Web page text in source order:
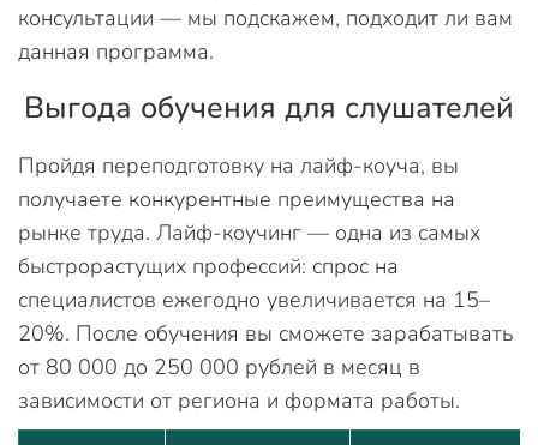
консультации — мы подскажем, подходит ли вам
данная программа.
Выгода обучения для слушателей
Пройдя переподготовку на лайф-коуча, вы
получаете конкурентные преимущества на
рынке труда. Лайф-коучинг — одна из самых
быстрорастущих профессий: спрос на
специалистов ежегодно увеличивается на 15–
20%. После обучения вы сможете зарабатывать
от 80 000 до 250 000 рублей в месяц в
зависимости от региона и формата работы.